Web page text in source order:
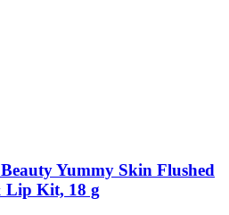
Yummy Skin Flushed
Lip Kit, 18 g